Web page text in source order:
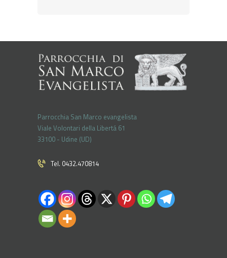
Parrocchia San Marco evangelista
Viale Volontari della Libertá 61
33100 - Udine (UD)
Tel. 0432.470814